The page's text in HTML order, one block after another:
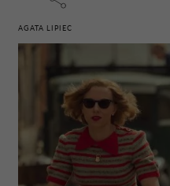
AGATA LIPIEC